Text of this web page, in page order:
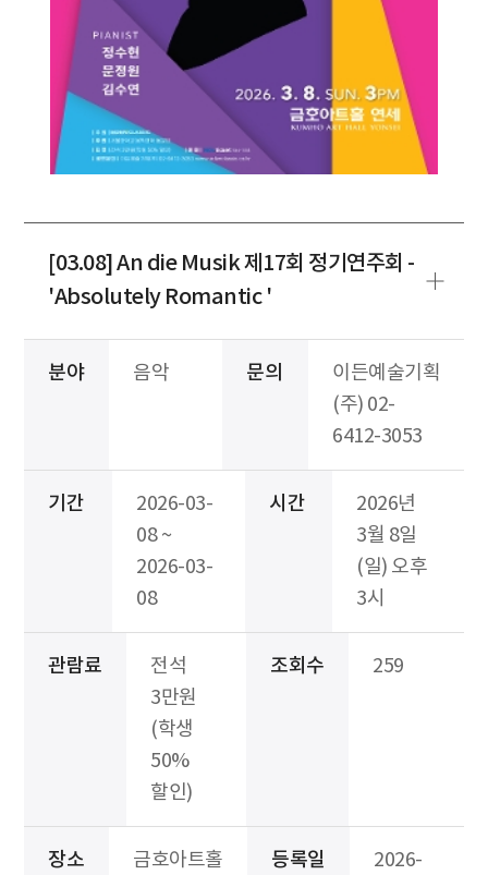
[03.08] An die Musik 제17회 정기연주회 -
'Absolutely Romantic '
분야 음악 문의
이든예술기획
(주) 02-
6412-3053
기간
2026-03-
08 ~
2026-03-
08
시간
2026년
3월 8일
(일) 오후
3시
관람료
전석
3만원
(학생
50%
할인)
조회수 259
장소
금호아트홀
등록일
2026-